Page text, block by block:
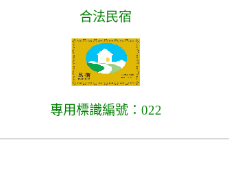
合法民宿
專用標識編號：022